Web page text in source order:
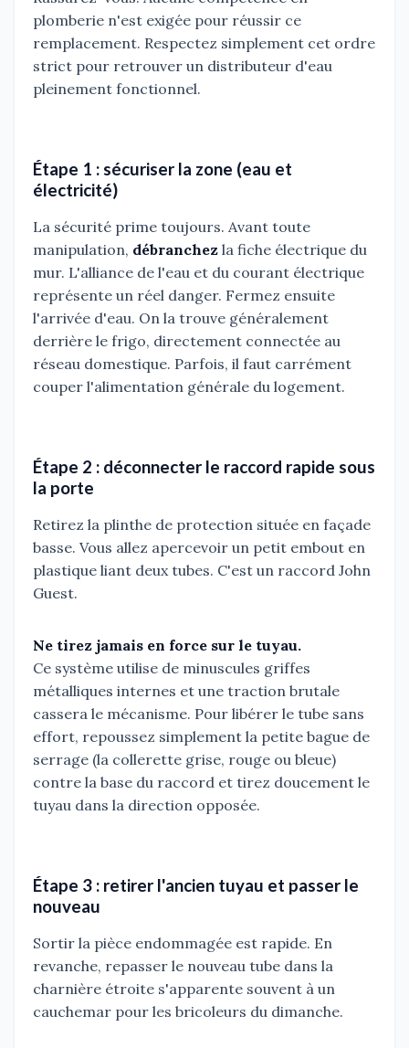
plomberie n'est exigée pour réussir ce
remplacement. Respectez simplement cet ordre
strict pour retrouver un distributeur d'eau
pleinement fonctionnel.
Étape 1 : sécuriser la zone (eau et
électricité)
La sécurité prime toujours. Avant toute
manipulation, débranchez la fiche électrique du
mur. L'alliance de l'eau et du courant électrique
représente un réel danger. Fermez ensuite
l'arrivée d'eau. On la trouve généralement
derrière le frigo, directement connectée au
réseau domestique. Parfois, il faut carrément
couper l'alimentation générale du logement.
Étape 2 : déconnecter le raccord rapide sous
la porte
Retirez la plinthe de protection située en façade
basse. Vous allez apercevoir un petit embout en
plastique liant deux tubes. C'est un raccord John
Guest.
Ne tirez jamais en force sur le tuyau.
Ce système utilise de minuscules griffes
métalliques internes et une traction brutale
cassera le mécanisme. Pour libérer le tube sans
effort, repoussez simplement la petite bague de
serrage (la collerette grise, rouge ou bleue)
contre la base du raccord et tirez doucement le
tuyau dans la direction opposée.
Étape 3 : retirer l'ancien tuyau et passer le
nouveau
Sortir la pièce endommagée est rapide. En
revanche, repasser le nouveau tube dans la
charnière étroite s'apparente souvent à un
cauchemar pour les bricoleurs du dimanche.